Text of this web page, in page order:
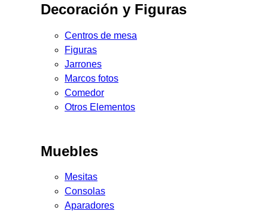
Decoración y Figuras
Centros de mesa
Figuras
Jarrones
Marcos fotos
Comedor
Otros Elementos
Muebles
Mesitas
Consolas
Aparadores